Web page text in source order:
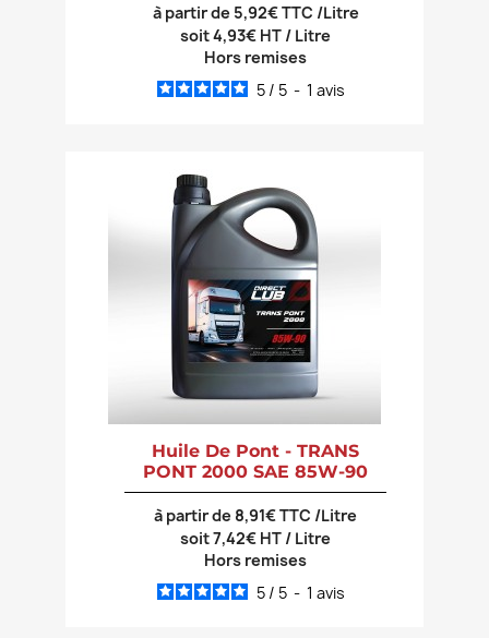
à partir de 5,92€ TTC /Litre
soit 4,93€ HT / Litre
Hors remises
5 / 5 - 1 avis
Huile De Pont - TRANS
PONT 2000 SAE 85W-90
à partir de 8,91€ TTC /Litre
soit 7,42€ HT / Litre
Hors remises
5 / 5 - 1 avis